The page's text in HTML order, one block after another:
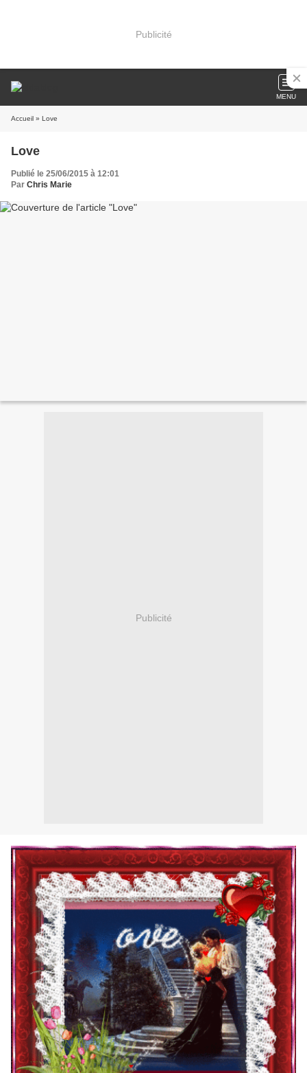
Publicité
MENU
Accueil » Love
Love
Publié le 25/06/2015 à 12:01
Par Chris Marie
Publicité